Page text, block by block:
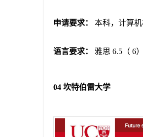
申请要求： 本科，计算机
语言要求： 雅思 6.5 （ 6
04 坎特伯雷大学